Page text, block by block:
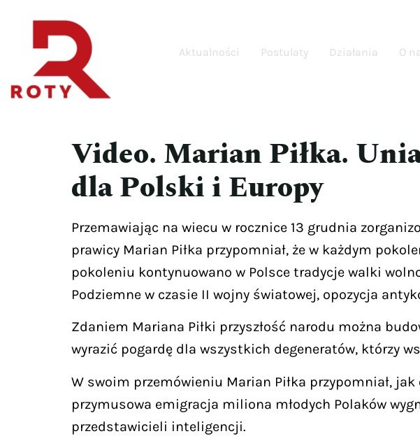
Aktualności Postulaty Działania O
Video. Marian Piłka.
dla Polski i Europy
Przemawiając na wiecu w rocznice 13 grudnia
prawicy Marian Piłka przypomniał, że w każdym
pokoleniu kontynuowano w Polsce tradycje walki
Podziemne w czasie II wojny światowej, opozycja
Zdaniem Mariana Piłki przyszłość narodu można
wyrazić pogardę dla wszystkich degeneratów, którzy
W swoim przemówieniu Marian Piłka przypomniał,
przymusowa emigracja miliona młodych Polaków
przedstawicieli inteligencji.